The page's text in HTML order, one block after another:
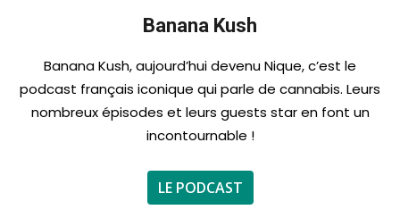
Banana Kush
Banana Kush, aujourd’hui devenu Nique, c’est le
podcast français iconique qui parle de cannabis. Leurs
nombreux épisodes et leurs guests star en font un
incontournable !
LE PODCAST